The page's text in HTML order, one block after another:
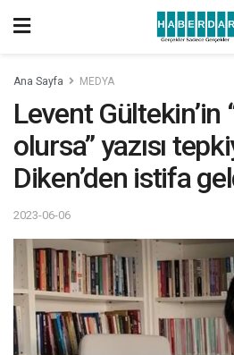
Ana Sayfa MEDYA
Levent Gültekin’in
olursa” yazısı
Diken’den istifa
2023-06-06